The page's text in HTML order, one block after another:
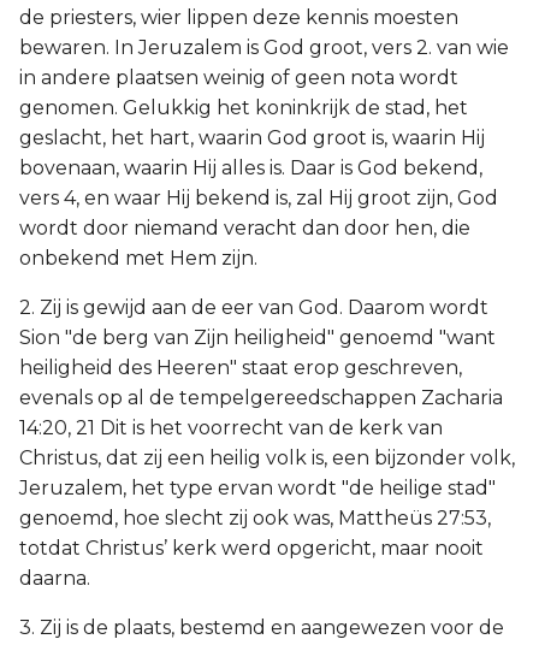
de priesters, wier lippen deze kennis moesten
bewaren. In Jeruzalem is God groot, vers 2. van wie
in andere plaatsen weinig of geen nota wordt
genomen. Gelukkig het koninkrijk de stad, het
geslacht, het hart, waarin God groot is, waarin Hij
bovenaan, waarin Hij alles is. Daar is God bekend,
vers 4, en waar Hij bekend is, zal Hij groot zijn, God
wordt door niemand veracht dan door hen, die
onbekend met Hem zijn.
2. Zij is gewijd aan de eer van God. Daarom wordt
Sion "de berg van Zijn heiligheid" genoemd "want
heiligheid des Heeren" staat erop geschreven,
evenals op al de tempelgereedschappen Zacharia
14:20, 21 Dit is het voorrecht van de kerk van
Christus, dat zij een heilig volk is, een bijzonder volk,
Jeruzalem, het type ervan wordt "de heilige stad"
genoemd, hoe slecht zij ook was, Mattheüs 27:53,
totdat Christus’ kerk werd opgericht, maar nooit
daarna.
3. Zij is de plaats, bestemd en aangewezen voor de